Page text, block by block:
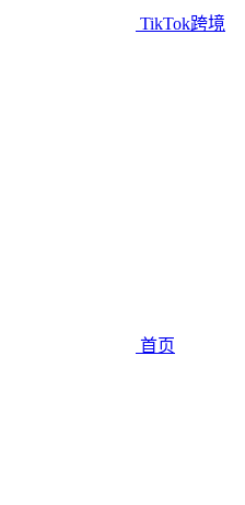
TikTok跨境
首页